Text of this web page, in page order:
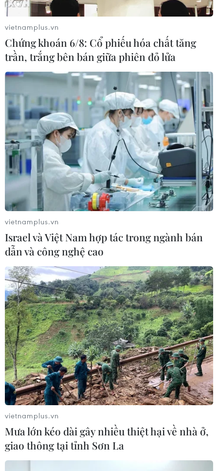
vietnamplus.vn
Chứng khoán 6/8: Cổ phiếu hóa chất tăng
trần, trắng bên bán giữa phiên đỏ lửa
vietnamplus.vn
Israel và Việt Nam hợp tác trong ngành bán
dẫn và công nghệ cao
vietnamplus.vn
Mưa lớn kéo dài gây nhiều thiệt hại về nhà ở,
giao thông tại tỉnh Sơn La